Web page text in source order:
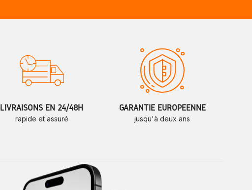
LIVRAISONS EN 24/48H
rapide et assuré
GARANTIE EUROPÉENNE
jusqu'à deux ans